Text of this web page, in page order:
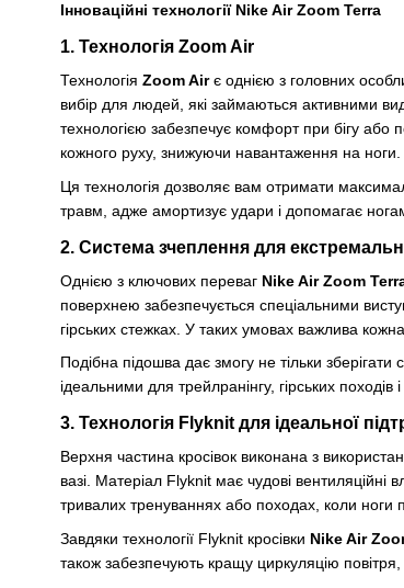
Інноваційні технології Nike Air Zoom Terra
1. Технологія Zoom Air
Технологія Zoom Airє однією з головних
вибір для людей, які займаються активними
технологією забезпечує комфорт при бігу або
кожного руху, знижуючи навантаження на ноги.
Ця технологія дозволяє вам отримати
травм, адже амортизує удари і допомагає
2. Система зчеплення для
Однією з ключових переваг Nike Air Zoom
поверхнею забезпечується спеціальними
гірських стежках. У таких умовах важлива
Подібна підошва дає змогу не тільки
ідеальними для трейлранінгу, гірських
3. Технологія Flyknit для ідеальної
Верхня частина кросівок виконана з
вазі. Матеріал Flyknit має чудові
тривалих тренуваннях або походах, коли ноги
Завдяки технології Flyknit кросівки Nike Air
також забезпечують кращу циркуляцію